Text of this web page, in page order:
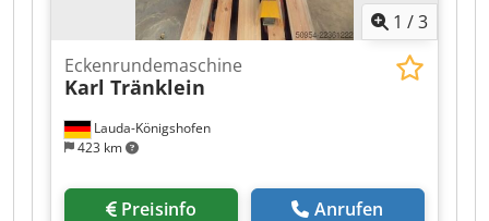
1 /3
Lauda-Königshofen
423 km
Eckenrundemaschine
Karl Tränklein
Preisinfo Anrufen